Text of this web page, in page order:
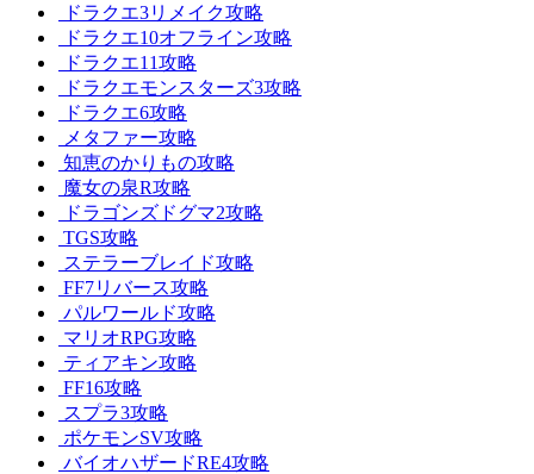
ドラクエ3リメイク攻略
ドラクエ10オフライン攻略
ドラクエ11攻略
ドラクエモンスターズ3攻略
ドラクエ6攻略
メタファー攻略
知恵のかりもの攻略
魔女の泉R攻略
ドラゴンズドグマ2攻略
TGS攻略
ステラーブレイド攻略
FF7リバース攻略
パルワールド攻略
マリオRPG攻略
ティアキン攻略
FF16攻略
スプラ3攻略
ポケモンSV攻略
バイオハザードRE4攻略